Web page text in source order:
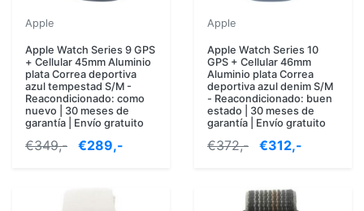
Apple
Apple Watch Series 9 GPS
+ Cellular 45mm Aluminio
plata Correa deportiva
azul tempestad S/M -
Reacondicionado: como
nuevo | 30 meses de
garantía | Envío gratuito
€349,- €289,-
Apple
Apple Watch Series 10
GPS + Cellular 46mm
Aluminio plata Correa
deportiva azul denim S/M
- Reacondicionado: buen
estado | 30 meses de
garantía | Envío gratuito
€372,- €312,-